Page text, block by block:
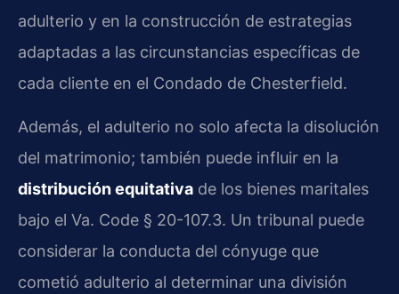
adulterio y en la construcción de estrategias
adaptadas a las circunstancias específicas de
cada cliente en el Condado de Chesterfield.
Además, el adulterio no solo afecta la disolución
del matrimonio; también puede influir en la
distribución equitativa de los bienes maritales
bajo el Va. Code § 20-107.3. Un tribunal puede
considerar la conducta del cónyuge que
cometió adulterio al determinar una división